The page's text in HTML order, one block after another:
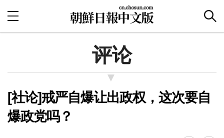
评论
[社论]戒严自爆让出政权，这次要自
爆政党吗？